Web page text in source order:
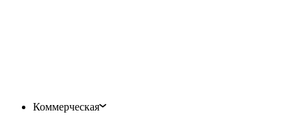
Коммерческая